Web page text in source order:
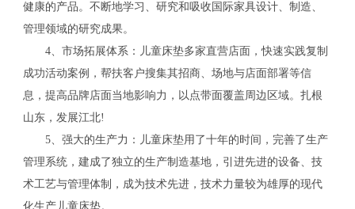
健康的产品。不断地学习、研究和吸收国际家具设计、制造、
管理领域的研究成果。
4、市场拓展体系：儿童床垫多家直营店面，快速实践复制
成功活动案例，帮扶客户搜集其招商、场地与店面部署等信
息，提高品牌店面当地影响力，以点带面覆盖周边区域。扎根
山东，发展江北!
5、强大的生产力：儿童床垫用了十年的时间，完善了生产
管理系统，建成了独立的生产制造基地，引进先进的设备、技
术工艺与管理体制，成为技术先进，技术力量较为雄厚的现代
化生产儿童床垫。